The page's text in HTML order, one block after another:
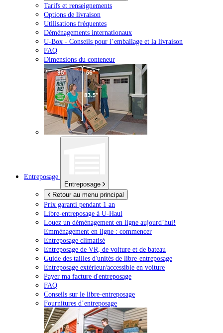
Tarifs et renseignements
Options de livraison
Utilisations fréquentes
Déménagements internationaux
U-Box - Conseils pour l’emballage et la livraison
FAQ
Dimensions du conteneur
Entreposage
Entreposage
Retour au menu principal
Prix garanti pendant 1 an
Libre-entreposage à U-Haul
Louez un déménagement en ligne aujourd’hui!
Emménagement en ligne : commencer
Entreposage climatisé
Entreposage de VR, de voiture et de bateau
Guide des tailles d'unités de libre-entreposage
Entreposage extérieur/accessible en voiture
Payer ma facture d'entreposage
FAQ
Conseils sur le libre-entreposage
Fournitures d’entreposage